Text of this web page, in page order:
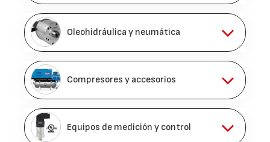
Oleohidráulica y neumática
Compresores y accesorios
Equipos de medición y control